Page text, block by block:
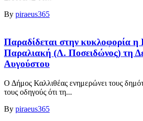
By piraeus365
Παραδίδεται στην κυκλοφορία η
Παραλιακή (Λ. Ποσειδώνος) τη
Αυγούστου
Ο Δήμος Καλλιθέας ενημερώνει τους
τους οδηγούς ότι τη...
By piraeus365